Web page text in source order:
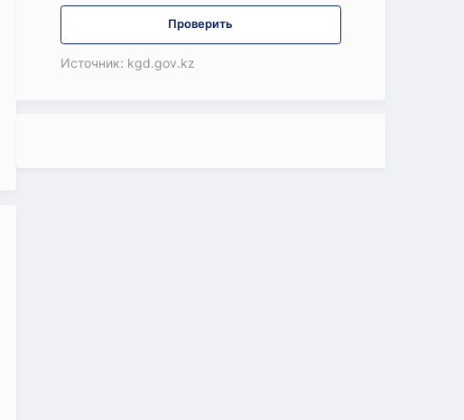
Проверить
Источник: kgd.gov.kz